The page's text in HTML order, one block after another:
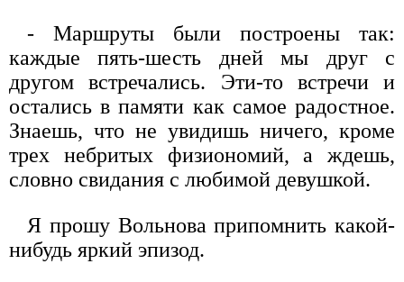
- Маршруты были построены так:
каждые пять-шесть дней мы друг с
другом встречались. Эти-то встречи и
остались в памяти как самое радостное.
Знаешь, что не увидишь ничего, кроме
трех небритых физиономий, а ждешь,
словно свидания с любимой девушкой.
Я прошу Вольнова припомнить какой-
нибудь яркий эпизод.